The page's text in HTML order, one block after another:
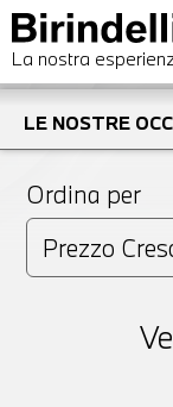
La nostra
LE NOSTRE
Ordina per